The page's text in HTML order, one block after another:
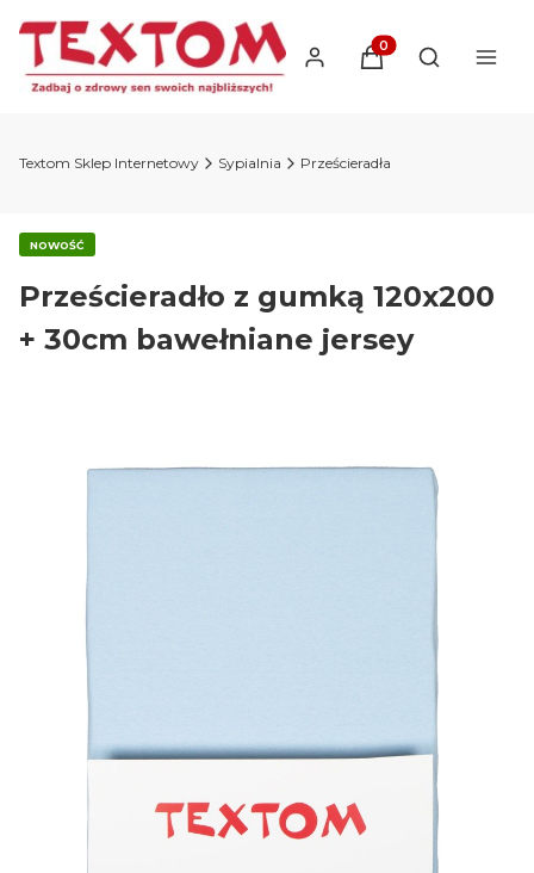
Produkty w
Otwórz
Textom Sklep Internetowy Sypialnia Prześcieradła
NOWOŚĆ
Prześcieradło z gumką 120x200
+ 30cm bawełniane jersey